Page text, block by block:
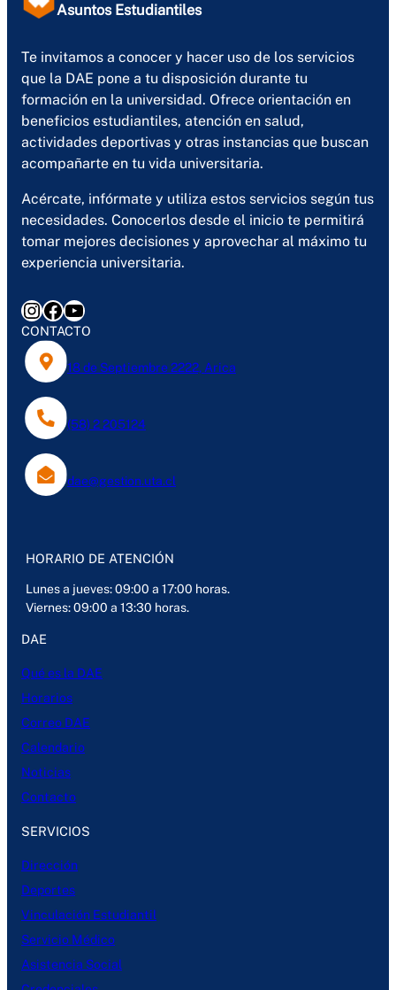
Asuntos Estudiantiles
Te invitamos a conocer y hacer uso de los servicios
que la DAE pone a tu disposición durante tu
formación en la universidad. Ofrece orientación en
beneficios estudiantiles, atención en salud,
actividades deportivas y otras instancias que buscan
acompañarte en tu vida universitaria.
Acércate, infórmate y utiliza estos servicios según tus
necesidades. Conocerlos desde el inicio te permitirá
tomar mejores decisiones y aprovechar al máximo tu
experiencia universitaria.
InstagramFacebook YouTube
CONTACTO
18 de Septiembre 2222, Arica
(58) 2 205124
dae@gestion.uta.cl
HORARIO DE ATENCIÓN
Lunes a jueves: 09:00 a 17:00 horas.
Viernes: 09:00 a 13:30 horas.
DAE
Qué es la DAE
Horarios
Correo DAE
Calendario
Noticias
Contacto
SERVICIOS
Dirección
Deportes
Vinculación Estudiantil
Servicio Médico
Asistencia Social